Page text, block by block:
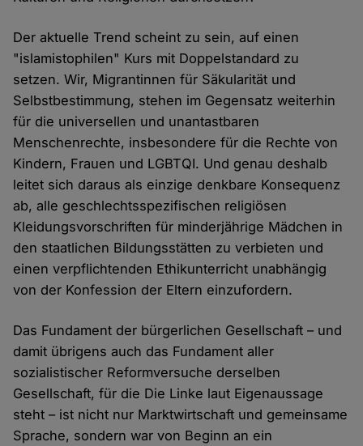
Der aktuelle Trend scheint zu sein, auf einen
"islamistophilen" Kurs mit Doppelstandard zu
setzen. Wir, Migrantinnen für Säkularität und
Selbstbestimmung, stehen im Gegensatz weiterhin
für die universellen und unantastbaren
Menschenrechte, insbesondere für die Rechte von
Kindern, Frauen und LGBTQI. Und genau deshalb
leitet sich daraus als einzige denkbare Konsequenz
ab, alle geschlechtsspezifischen religiösen
Kleidungsvorschriften für minderjährige Mädchen in
den staatlichen Bildungsstätten zu verbieten und
einen verpflichtenden Ethikunterricht unabhängig
von der Konfession der Eltern einzufordern.
Das Fundament der bürgerlichen Gesellschaft – und
damit übrigens auch das Fundament aller
sozialistischer Reformversuche derselben
Gesellschaft, für die Die Linke laut Eigenaussage
steht – ist nicht nur Marktwirtschaft und gemeinsame
Sprache, sondern war von Beginn an ein